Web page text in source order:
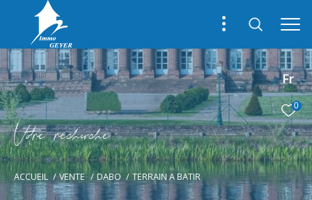
Fr
0
Vore recece
ACCUEIL VENTE DABO TERRAIN A BATIR